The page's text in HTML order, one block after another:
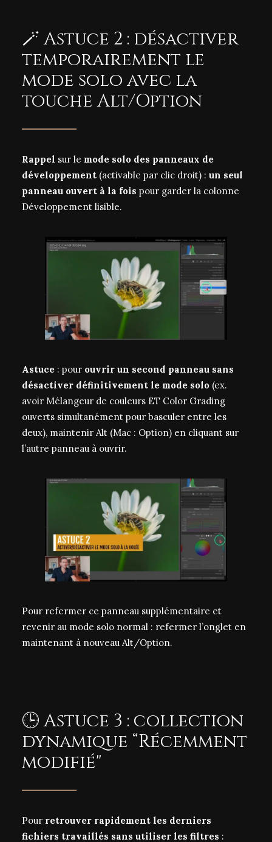
🪄 Astuce 2 : désactiver
temporairement le
mode solo avec la
touche Alt/Option
Rappel sur le mode solo des panneaux de
développement (activable par clic droit) : un seul
panneau ouvert à la fois pour garder la colonne
Développement lisible.
Astuce : pour ouvrir un second panneau sans
désactiver définitivement le mode solo (ex.
avoir Mélangeur de couleurs ET Color Grading
ouverts simultanément pour basculer entre les
deux), maintenir Alt (Mac : Option) en cliquant sur
l’autre panneau à ouvrir.
Pour refermer ce panneau supplémentaire et
revenir au mode solo normal : refermer l’onglet en
maintenant à nouveau Alt/Option.
🕒 Astuce 3 : collection
dynamique “Récemment
modifié"
Pour retrouver rapidement les derniers
fichiers travaillés sans utiliser les filtres :